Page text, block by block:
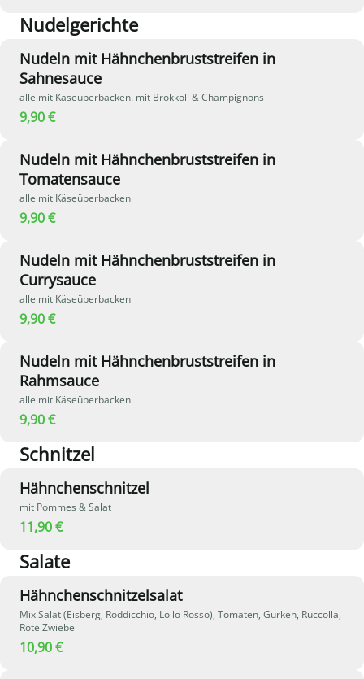
Nudelgerichte
Nudeln mit Hähnchenbruststreifen in
Sahnesauce
alle mit Käseüberbacken. mit Brokkoli & Champignons
9,90 €
Nudeln mit Hähnchenbruststreifen in
Tomatensauce
alle mit Käseüberbacken
9,90 €
Nudeln mit Hähnchenbruststreifen in
Currysauce
alle mit Käseüberbacken
9,90 €
Nudeln mit Hähnchenbruststreifen in
Rahmsauce
alle mit Käseüberbacken
9,90 €
Schnitzel
Hähnchenschnitzel
mit Pommes & Salat
11,90 €
Salate
Hähnchenschnitzelsalat
Mix Salat (Eisberg, Roddicchio, Lollo Rosso), Tomaten, Gurken, Ruccolla,
Rote Zwiebel
10,90 €